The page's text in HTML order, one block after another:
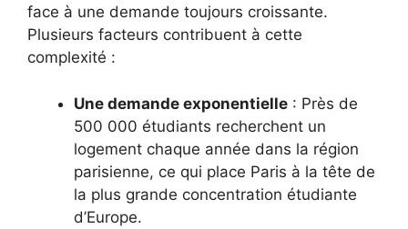
face à une demande toujours croissante.
Plusieurs facteurs contribuent à cette
complexité :
Une demande exponentielle : Près de
500 000 étudiants recherchent un
logement chaque année dans la région
parisienne, ce qui place Paris à la tête de
la plus grande concentration étudiante
d’Europe.